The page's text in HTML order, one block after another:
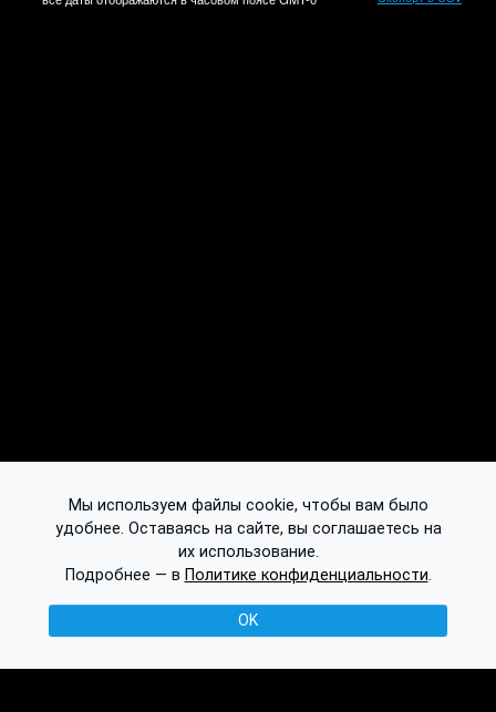
Мы используем файлы cookie, чтобы вам было
удобнее. Оставаясь на сайте, вы соглашаетесь на
их использование.
Подробнее — в Политике конфиденциальности.
OK